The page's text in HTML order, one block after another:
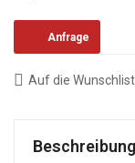
Anfrage
Auf die
Beschreibung